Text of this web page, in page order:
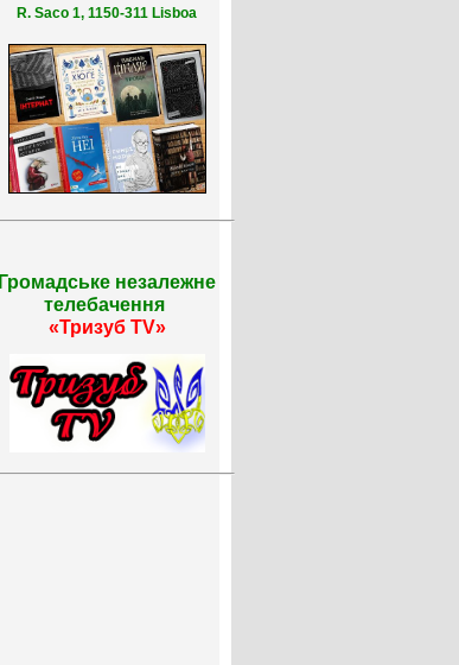
R. Saco 1, 1150-311 Lisboa
Громадське незалежне
телебачення
«Тризуб TV»